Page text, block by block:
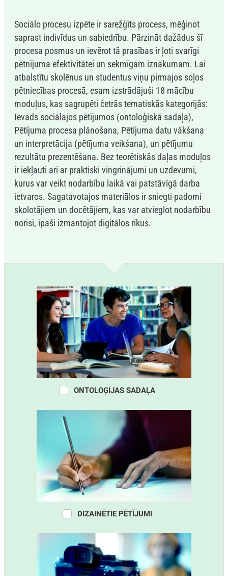
Sociālo procesu izpēte ir sarežģīts process, mēģinot
saprast indivīdus un sabiedrību. Pārzināt dažādus šī
procesa posmus un ievērot tā prasības ir ļoti svarīgi
pētnījuma efektivitātei un sekmīgam iznākumam. Lai
atbalstītu skolēnus un studentus viņu pirmajos soļos
pētniecības procesā, esam izstrādājuši 18 mācību
moduļus, kas sagrupēti četrās tematiskās kategorijās:
Ievads sociālajos pētījumos (ontoloģiskā sadaļa),
Pētījuma procesa plānošana, Pētījuma datu vākšana
un interpretācija (pētījuma veikšana), un pētījumu
rezultātu prezentēšana. Bez teorētiskās daļas moduļos
ir iekļauti arī ar praktiski vingrinājumi un uzdevumi,
kurus var veikt nodarbību laikā vai patstāvīgā darba
ietvaros. Sagatavotajos materiālos ir sniegti padomi
skolotājiem un docētājiem, kas var atvieglot nodarbību
norisi, īpaši izmantojot digitālos rīkus.
ONTOLOĢIJAS SADAĻA
DIZAINĒTIE PĒTĪJUMI